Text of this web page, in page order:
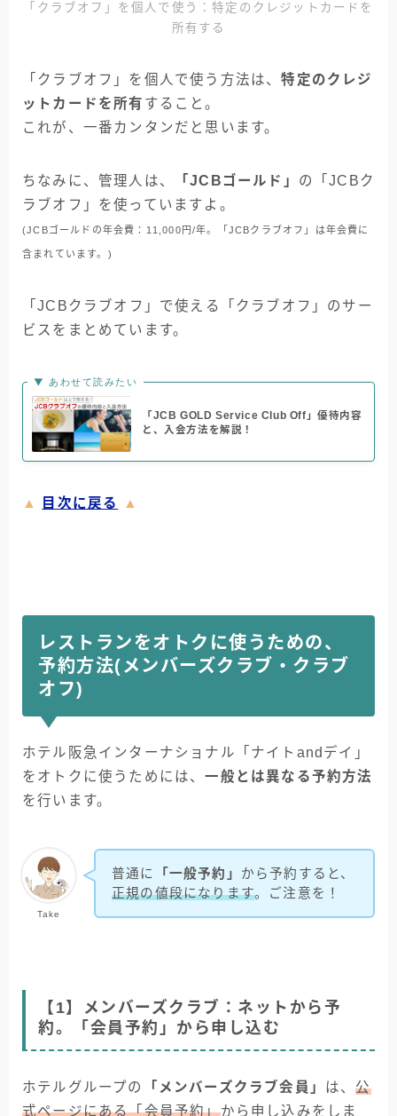
「クラブオフ」を個人で使う：特定のクレジットカードを
所有する
「クラブオフ」を個人で使う方法は、特定のクレジ
ットカードを所有 すること。
これが、一番カンタンだと思います。
ちなみに、管理人は、 「JCBゴールド」 の「JCBク
ラブオフ」を使っていますよ。
(JCBゴールドの年会費：11,000円/年。「JCBクラブオフ」は年会費に
含まれています。)
「JCBクラブオフ」で使える「クラブオフ」のサー
ビスをまとめています。
▼ あわせて読みたい
「JCB GOLD Service Club Off」優待内容
と、入会方法を解説！
▲ 目次に戻る ▲
レストランをオトクに使うための、
予約方法(メンバーズクラブ・クラブ
オフ)
ホテル阪急インターナショナル「ナイトandデイ」
をオトクに使うためには、一般とは異なる予約方法
を行います。
Take
普通に 「一般予約」 から予約すると、
正規の値段になります。ご注意を！
【1】メンバーズクラブ：ネットから予
約。「会員予約」から申し込む
ホテルグループの 「メンバーズクラブ会員」 は、公
式ページにある「会員予約」から申し込みをしま